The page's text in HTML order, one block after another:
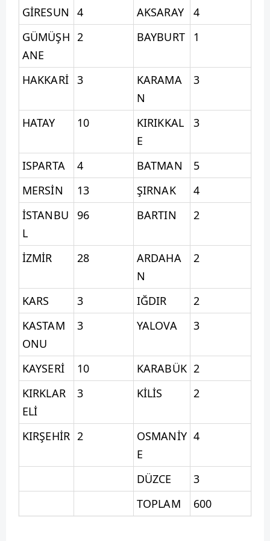
GİRESUN 4 AKSARAY
4
GÜMÜŞH
ANE
2 BAYBURT 1
HAKKARİ 3
KARAMA
N
3
HATAY 10
KIRIKKAL
E
3
ISPARTA 4 BATMAN
5
MERSİN
13 ŞIRNAK
4
İSTANBU
L
96 BARTIN 2
İZMİR 28
ARDAHA
N
2
KARS 3 IĞDIR
2
KASTAM
ONU
3 YALOVA 3
KAYSERİ 10 KARABÜK 2
KIRKLAR
ELİ
3 KİLİS 2
KIRŞEHİR 2
OSMANİY
E
4
DÜZCE
3
TOPLAM
600